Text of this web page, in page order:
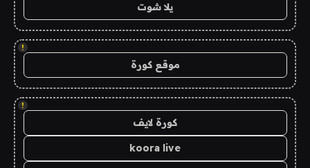
يلا شوت
!
موقع كورة
!
كورة لايف
koora live